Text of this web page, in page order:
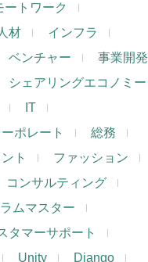
ートワーク
人材
インフラ
ベンチャー
事業開発
シェアリングエコノミー
IT
ーポレート
総務
ト
ファッション
コンサルティング
ムマスター
タマーサポート
Unity
Django